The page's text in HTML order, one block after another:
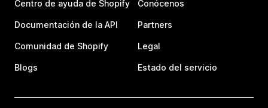
Centro de ayuda de Shopify
Documentación de la API
Comunidad de Shopify
Blogs
Conócenos
Partners
Legal
Estado del servicio